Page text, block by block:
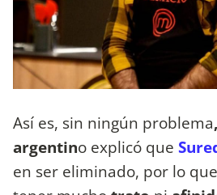
Así es, sin ningún problema
argentino explicó que
en ser eliminado, por lo